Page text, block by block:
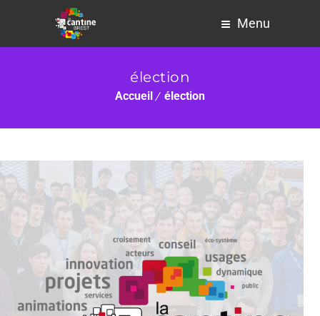
Menu
élection
Accueil élection